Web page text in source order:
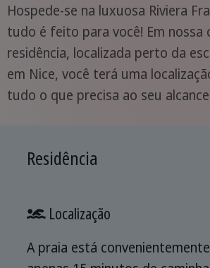
Hospede-se na luxuosa Riviera
tudo é feito para você! Em nossa
residência, localizada perto da
em Nice, você terá uma
tudo o que precisa ao seu
Residência
Localização
A praia está